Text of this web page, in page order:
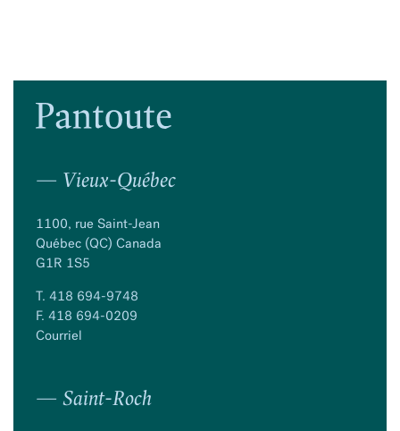
— Vieux-Québec
1100, rue Saint-Jean
Québec (QC) Canada
G1R 1S5
T. 418 694-9748
F. 418 694-0209
Courriel
— Saint-Roch